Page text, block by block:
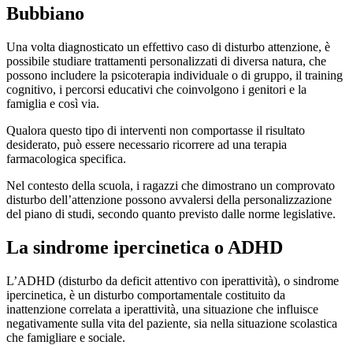
Bubbiano
Una volta diagnosticato un effettivo caso di disturbo attenzione, è
possibile studiare trattamenti personalizzati di diversa natura, che
possono includere la psicoterapia individuale o di gruppo, il training
cognitivo, i percorsi educativi che coinvolgono i genitori e la
famiglia e così via.
Qualora questo tipo di interventi non comportasse il risultato
desiderato, può essere necessario ricorrere ad una terapia
farmacologica specifica.
Nel contesto della scuola, i ragazzi che dimostrano un comprovato
disturbo dell’attenzione possono avvalersi della personalizzazione
del piano di studi, secondo quanto previsto dalle norme legislative.
La sindrome ipercinetica o ADHD
L’ADHD (disturbo da deficit attentivo con iperattività), o sindrome
ipercinetica, è un disturbo comportamentale costituito da
inattenzione correlata a iperattività, una situazione che influisce
negativamente sulla vita del paziente, sia nella situazione scolastica
che famigliare e sociale.